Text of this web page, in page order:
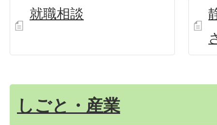
就職相談
しごと・産業